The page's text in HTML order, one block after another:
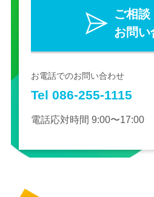
ご相談
お問い
お電話でのお問い合わせ
Tel 086-255-1115
電話応対時間 9:00〜17:00